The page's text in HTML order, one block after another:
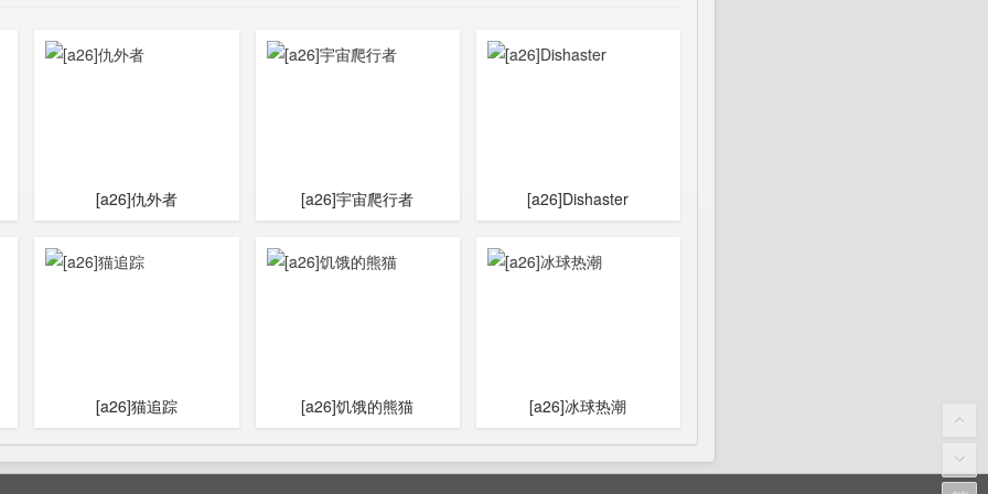
[a26]仇外者 [a26]宇宙爬行者 [a26]Dishaster
[a26]猫追踪 [a26]饥饿的熊猫 [a26]冰球热潮